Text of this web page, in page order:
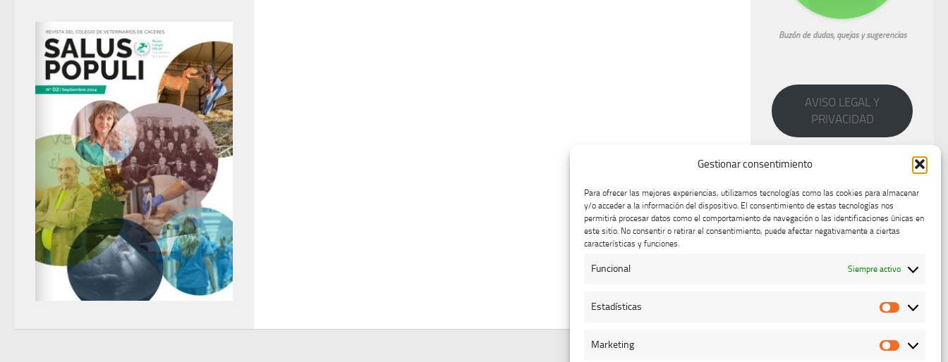
Gestionar consentimiento
Para ofrecer las mejores experiencias, utilizamos tecnologías como las cookies para almacenar
y/o acceder a la información del dispositivo. El consentimiento de estas tecnologías nos
permitirá procesar datos como el comportamiento de navegación o las identificaciones únicas en
este sitio. No consentir o retirar el consentimiento, puede afectar negativamente a ciertas
características y funciones.
Funcional Siempre activo
Estadísticas
Marketing
Marketing
Buzón de dudas, quejas y sugerencias
AVISO LEGAL Y
PRIVACIDAD